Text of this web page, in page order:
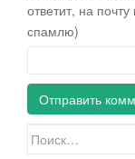
ответит, на
спамлю)
Искать: